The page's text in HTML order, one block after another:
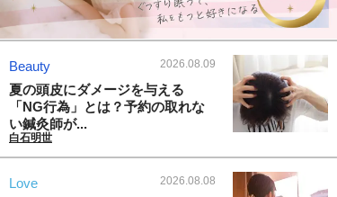
Beauty 2026.08.09
夏の頭皮にダメージを与える
「NG行為」とは？予約の取れな
い鍼灸師が...
白石明世
Love 2026.08.08